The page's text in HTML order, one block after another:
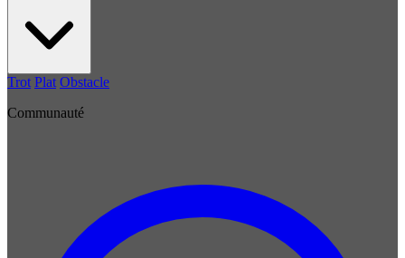
Trot Plat Obstacle
Communauté